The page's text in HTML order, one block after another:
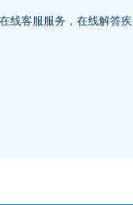
线客服服务，在线解答疾